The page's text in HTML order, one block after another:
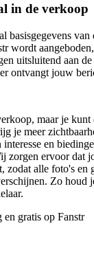
in de verkoop
basisgegevens
wordt
uitsluitend aan de
ontvangt jouw
maar je kunt
je meer
en
zorgen ervoor dat
zodat alle foto's en
Zo houd
gratis op Fanstr